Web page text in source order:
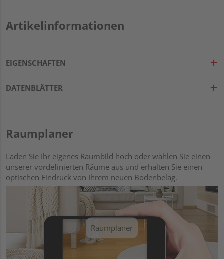
Artikelinformationen
EIGENSCHAFTEN
DATENBLÄTTER
Raumplaner
Laden Sie Ihr eigenes Raumbild hoch oder wählen Sie einen
unserer vordefinierten Räume aus und erhalten Sie einen
optischen Eindruck von Ihrem neuen Bodenbelag.
Raumplaner